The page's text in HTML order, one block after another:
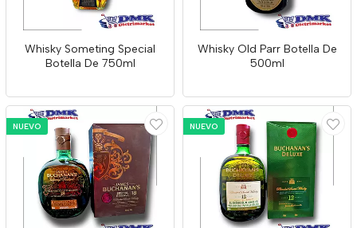
Whisky Someting Special
Botella De 750ml
Whisky Old Parr Botella De
500ml
NUEVO NUEVO